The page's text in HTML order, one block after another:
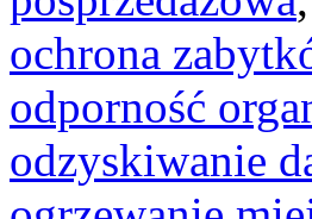
ochrona
odporność
odzyskiwanie